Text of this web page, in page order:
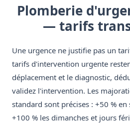
Plomberie
— tarifs
Une urgence ne justifie pas un
tarifs d'intervention urgente
déplacement et le diagnostic,
validez l'intervention. Les
standard sont précises : +50 %
+100 % les dimanches et jours